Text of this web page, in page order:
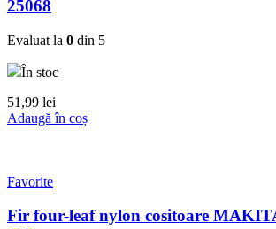
25068
Evaluat la 0 din 5
În stoc
51,99 lei
Adaugă în coș
Favorite
Fir four-leaf nylon cositoare